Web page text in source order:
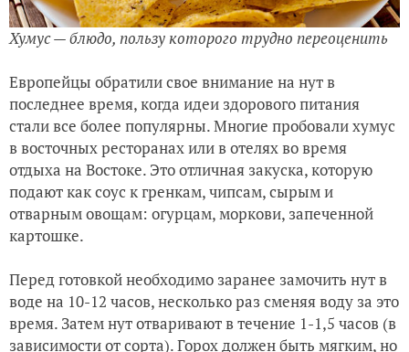
Хумус — блюдо, пользу которого трудно переоценить
Европейцы обратили свое внимание на нут в
последнее время, когда идеи здорового питания
стали все более популярны. Многие пробовали хумус
в восточных ресторанах или в отелях во время
отдыха на Востоке. Это отличная закуска, которую
подают как соус к гренкам, чипсам, сырым и
отварным овощам: огурцам, моркови, запеченной
картошке.
Перед готовкой необходимо заранее замочить нут в
воде на 10-12 часов, несколько раз сменяя воду за это
время. Затем нут отваривают в течение 1-1,5 часов (в
зависимости от сорта). Горох должен быть мягким, но